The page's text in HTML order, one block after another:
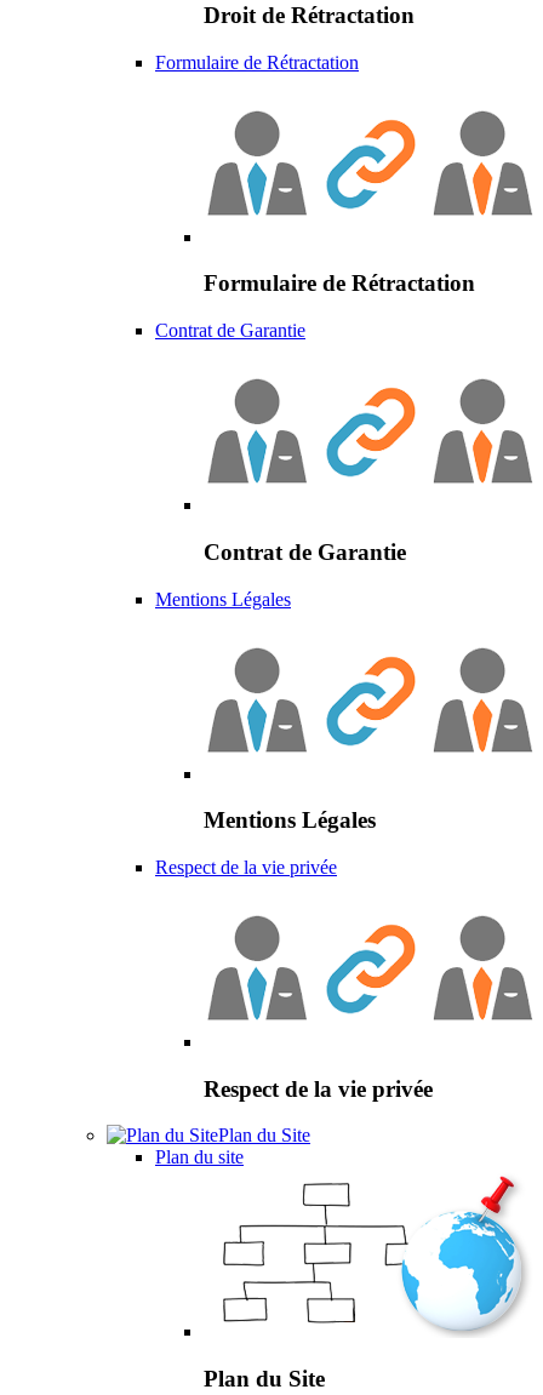
Droit de Rétractation
Formulaire de Rétractation
Formulaire de Rétractation
Contrat de Garantie
Contrat de Garantie
Mentions Légales
Mentions Légales
Respect de la vie privée
Respect de la vie privée
Plan du Site
Plan du site
Plan du Site